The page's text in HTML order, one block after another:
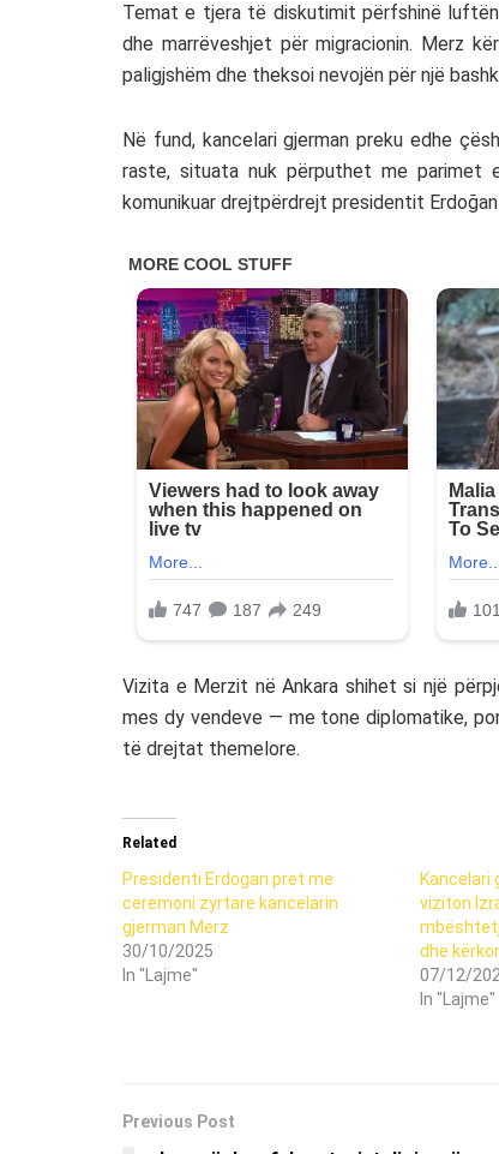
Temat e tjera të diskutimit përfshinë
dhe marrëveshjet për migracionin. Merz
paligjshëm dhe theksoi nevojën për një
Në fund, kancelari gjerman preku edhe
raste, situata nuk përputhet me parimet
komunikuar drejtpërdrejt presidentit
Vizita e Merzit në Ankara shihet si një
mes dy vendeve — me tone diplomatike,
të drejtat themelore.
Related
Presidenti Erdogan pret me
ceremoni zyrtare kancelarin
gjerman Merz
30/10/2025
In "Lajme"
Kancelari
viziton
dhe
07/12/
In "Lajme"
Previous Post